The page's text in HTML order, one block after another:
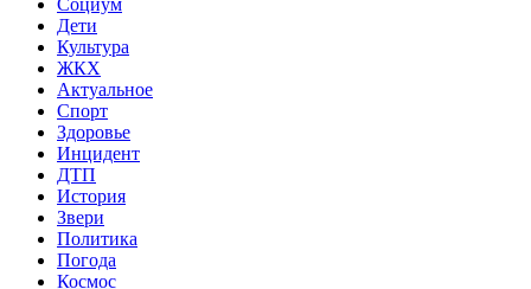
Социум
Дети
Культура
ЖКХ
Актуальное
Спорт
Здоровье
Инцидент
ДТП
История
Звери
Политика
Погода
Космос